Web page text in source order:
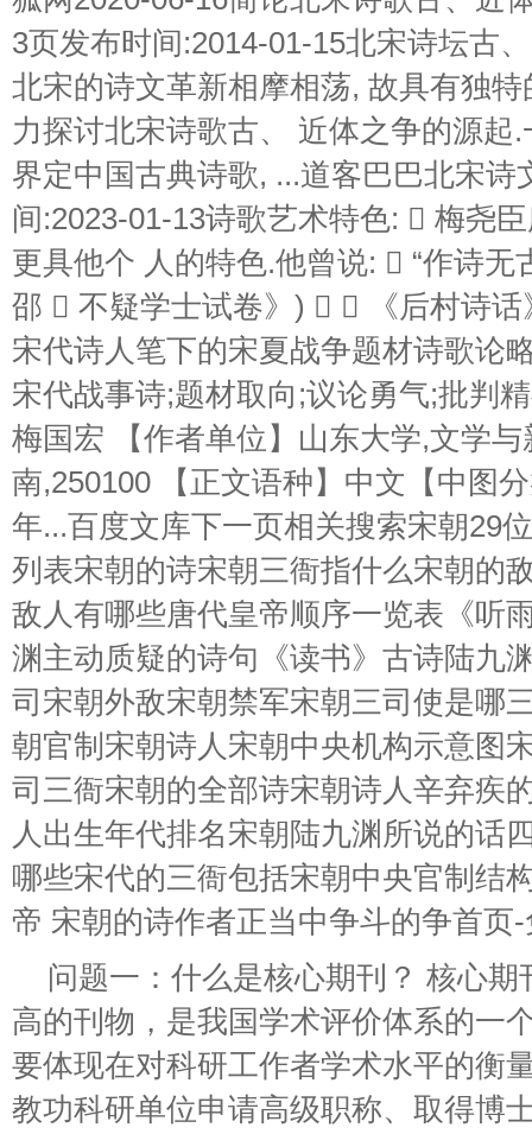
3页发布时间:2014-01-15北宋诗坛古
北宋的诗文革新相摩相荡, 故具有独
力探讨北宋诗歌古、 近体之争的源起
界定中国古典诗歌, ...道客巴巴北宋诗
间:2023-01-13诗歌艺术特色:  梅尧
更具他个 人的特色.他曾说:  “作诗无
邵  不疑学士试卷》)   《后村诗
宋代诗人笔下的宋夏战争题材诗歌论
宋代战事诗;题材取向;议论勇气;批判
梅国宏 【作者单位】山东大学,文学
南,250100 【正文语种】中文【中图
年...百度文库下一页相关搜索宋朝29
列表宋朝的诗宋朝三衙指什么宋朝的
敌人有哪些唐代皇帝顺序一览表《听
渊主动质疑的诗句《读书》古诗陆九
司宋朝外敌宋朝禁军宋朝三司使是哪
朝官制宋朝诗人宋朝中央机构示意图
司三衙宋朝的全部诗宋朝诗人辛弃疾
人出生年代排名宋朝陆九渊所说的话
哪些宋代的三衙包括宋朝中央官制结
帝 宋朝的诗作者正当中争斗的争首页
问题一：什么是核心期刊？ 核心
高的刊物，是我国学术评价体系的一
要体现在对科研工作者学术水平的衡
教功科研单位申请高级职称、取得博